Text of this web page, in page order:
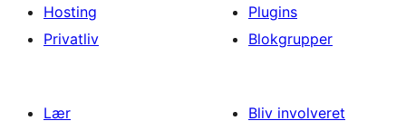
Hosting
Privatliv
Plugins
Blokgrupper
Lær
Bliv involveret